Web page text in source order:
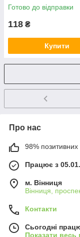
Готово до відправки
118 ₴
Купити
Про нас
98% позитивних
Працює з
м. Вінниця
Вінниця,
Контакти
Сьогодні
Показати весь